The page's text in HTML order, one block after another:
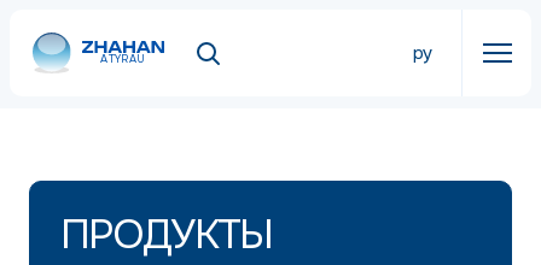
ATYRAU ру
ПРОДУКТЫ